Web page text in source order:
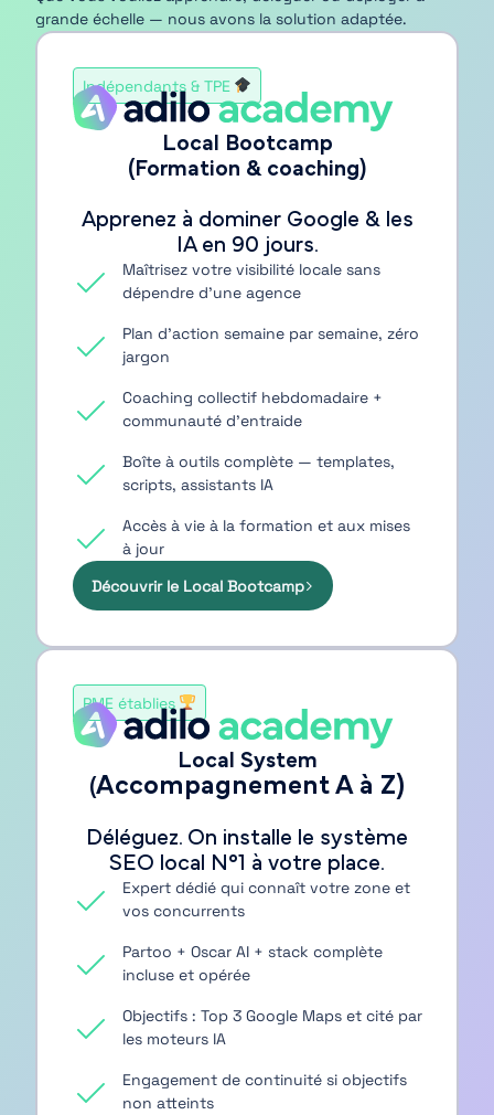
grande échelle — nous avons la solution adaptée.
Indépendants & TPE
Local Bootcamp
(Formation & coaching)
Apprenez à dominer Google & les
IA en 90 jours.
Maîtrisez votre visibilité locale sans
dépendre d'une agence
Plan d'action semaine par semaine, zéro
jargon
Coaching collectif hebdomadaire +
communauté d'entraide
Boîte à outils complète — templates,
scripts, assistants IA
Accès à vie à la formation et aux mises
à jour
Découvrir le Local Bootcamp
PME établies
Local System
(Accompagnement A à Z)
Déléguez. On installe le système
SEO local N°1 à votre place.
Expert dédié qui connaît votre zone et
vos concurrents
Partoo + Oscar AI + stack complète
incluse et opérée
Objectifs : Top 3 Google Maps et cité par
les moteurs IA
Engagement de continuité si objectifs
non atteints